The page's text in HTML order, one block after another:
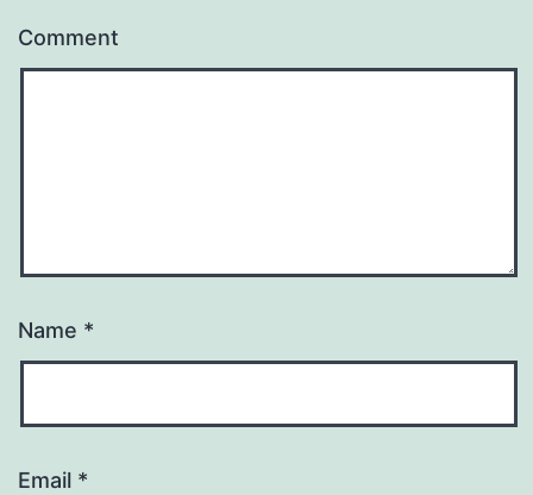
Comment
Name *
Email *